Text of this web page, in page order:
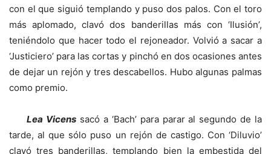
con el que siguió templando y puso dos palos. Con el toro
más aplomado, clavó dos banderillas más con ‘Ilusión’,
teniéndolo que hacer todo el rejoneador. Volvió a sacar a
‘Justiciero’ para las cortas y pinchó en dos ocasiones antes
de dejar un rejón y tres descabellos. Hubo algunas palmas
como premio.
Lea Vicens sacó a ‘Bach’ para parar al segundo de la
tarde, al que sólo puso un rejón de castigo. Con ‘Diluvio’
clavó tres banderillas, templando bien la embestida del